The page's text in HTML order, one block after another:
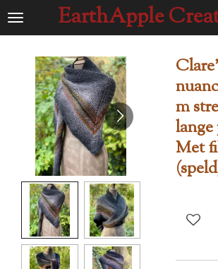
Ga
hoofdinhoud
EarthApple
m
Met